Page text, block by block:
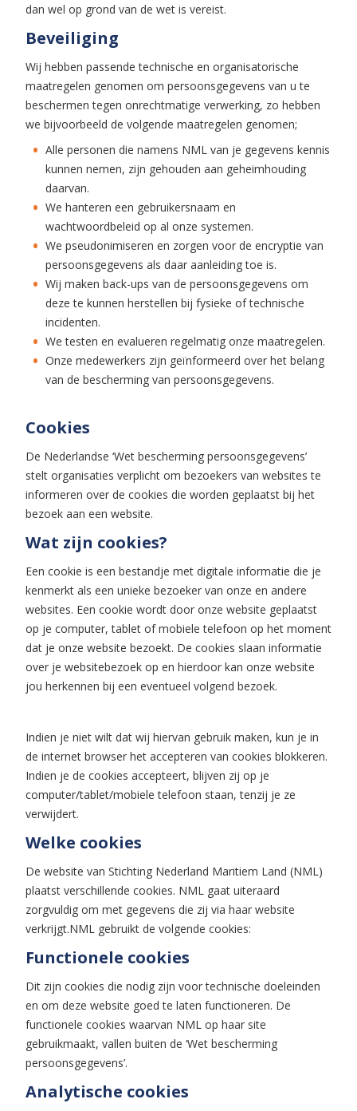
dan wel op grond van de wet is vereist.
Beveiliging
Wij hebben passende technische en organisatorische
maatregelen genomen om persoonsgegevens van u te
beschermen tegen onrechtmatige verwerking, zo hebben
we bijvoorbeeld de volgende maatregelen genomen;
Alle personen die namens NML van je gegevens kennis
kunnen nemen, zijn gehouden aan geheimhouding
daarvan.
We hanteren een gebruikersnaam en
wachtwoordbeleid op al onze systemen.
We pseudonimiseren en zorgen voor de encryptie van
persoonsgegevens als daar aanleiding toe is.
Wij maken back-ups van de persoonsgegevens om
deze te kunnen herstellen bij fysieke of technische
incidenten.
We testen en evalueren regelmatig onze maatregelen.
Onze medewerkers zijn geïnformeerd over het belang
van de bescherming van persoonsgegevens.
Cookies
De Nederlandse ‘Wet bescherming persoonsgegevens’
stelt organisaties verplicht om bezoekers van websites te
informeren over de cookies die worden geplaatst bij het
bezoek aan een website.
Wat zijn cookies?
Een cookie is een bestandje met digitale informatie die je
kenmerkt als een unieke bezoeker van onze en andere
websites. Een cookie wordt door onze website geplaatst
op je computer, tablet of mobiele telefoon op het moment
dat je onze website bezoekt. De cookies slaan informatie
over je websitebezoek op en hierdoor kan onze website
jou herkennen bij een eventueel volgend bezoek.
Indien je niet wilt dat wij hiervan gebruik maken, kun je in
de internet browser het accepteren van cookies blokkeren.
Indien je de cookies accepteert, blijven zij op je
computer/tablet/mobiele telefoon staan, tenzij je ze
verwijdert.
Welke cookies
De website van Stichting Nederland Maritiem Land (NML)
plaatst verschillende cookies. NML gaat uiteraard
zorgvuldig om met gegevens die zij via haar website
verkrijgt.NML gebruikt de volgende cookies:
Functionele cookies
Dit zijn cookies die nodig zijn voor technische doeleinden
en om deze website goed te laten functioneren. De
functionele cookies waarvan NML op haar site
gebruikmaakt, vallen buiten de ‘Wet bescherming
persoonsgegevens’.
Analytische cookies